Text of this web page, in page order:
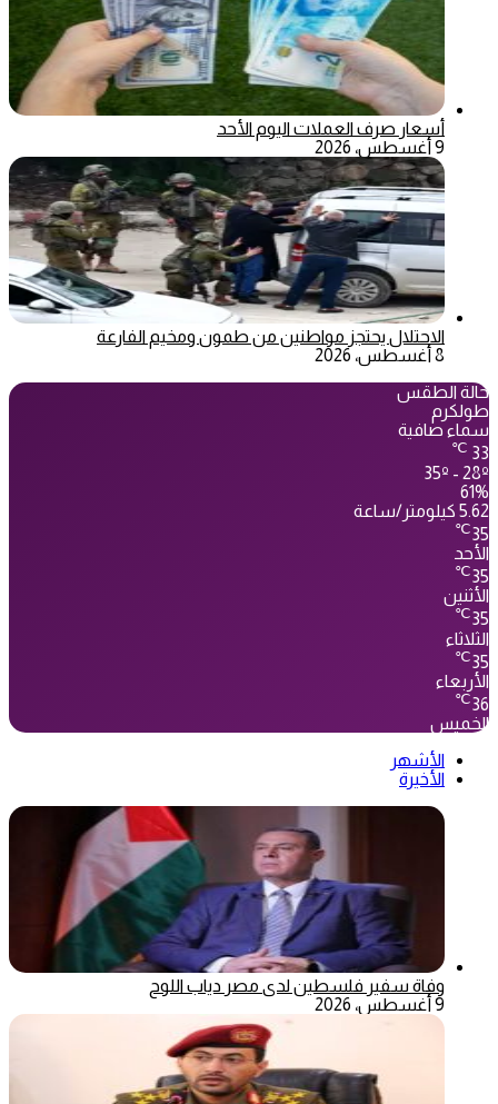
أسعار صرف العملات اليوم الأحد
9 أغسطس، 2026
الاحتلال يحتجز مواطنين من طمون ومخيم الفارعة
8 أغسطس، 2026
حالة الطقس
طولكرم
سماء صافية
33
℃
35º - 28º
61%
5.62 كيلومتر/ساعة
35
℃
الأحد
35
℃
الأثنين
35
℃
الثلاثاء
35
℃
الأربعاء
36
℃
الخميس
الأشهر
الأخيرة
وفاة سفير فلسطين لدى مصر دياب اللوح
9 أغسطس، 2026